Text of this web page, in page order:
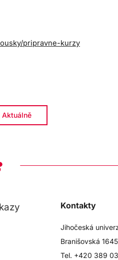
pripravne-kurzy
Aktuálně
Kontakty
Jihočeská
Branišovská
Tel. +420 389